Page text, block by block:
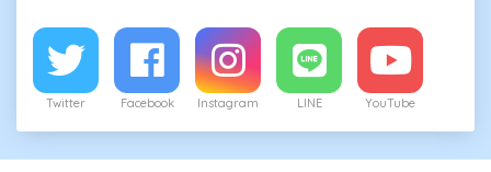
Twitter Facebook Instagram LINE YouTube